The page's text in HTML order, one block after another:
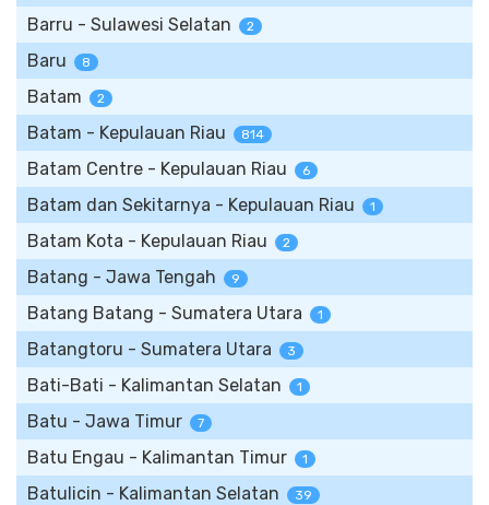
Barru - Sulawesi Selatan 2
Baru 8
Batam 2
Batam - Kepulauan Riau 814
Batam Centre - Kepulauan Riau 6
Batam dan Sekitarnya - Kepulauan Riau 1
Batam Kota - Kepulauan Riau 2
Batang - Jawa Tengah 9
Batang Batang - Sumatera Utara 1
Batangtoru - Sumatera Utara 3
Bati-Bati - Kalimantan Selatan 1
Batu - Jawa Timur 7
Batu Engau - Kalimantan Timur 1
Batulicin - Kalimantan Selatan 39